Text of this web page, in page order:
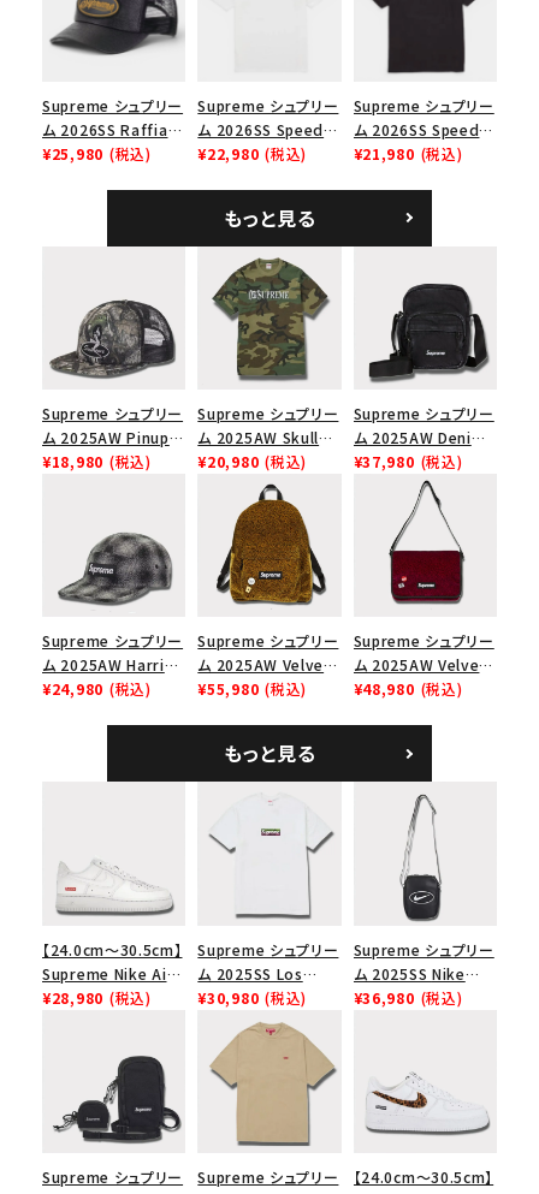
Supreme シュプリー
ム 2026SS Raffia
Mesh Back 5-Panel
¥25,980 (税込)
Supreme シュプリー
ム 2026SS Speed
Tee スピードTシャツ
¥22,980 (税込)
Supreme シュプリー
ム 2026SS Speed
Tee スピードTシャツ
¥21,980 (税込)
もっと見る
Supreme シュプリー
ム 2025AW Pinup
Mesh Back 5-Panel
ップ トゥルーティン
バーHTC フォールカ
¥18,980 (税込)
Supreme シュプリー
ム 2025AW Skull
Tee スカル Tシャ
ツ ウッドランドカモ
¥20,980 (税込)
Supreme シュプリー
ム 2025AW Denim
Shoulder Bag デニ
ム ショルダーバッグ
¥37,980 (税込)
Supreme シュプリー
ム 2025AW Harris
Tweed Camp Cap
¥24,980 (税込)
Supreme シュプリー
ム 2025AW Velvet
Backpack ベルベッ
¥55,980 (税込)
Supreme シュプリー
ム 2025AW Velvet
Small Messenger
バッグ レッドレオパー
ド
¥48,980 (税込)
もっと見る
【24.0cm～30.5cm】
Supreme Nike Air
Force 1 Low シュプ
ューズ ホワイト
¥28,980 (税込)
Supreme シュプリー
ム 2025SS Los
Angeles Fire Relief
Box Logo Tee ファ
イヤーリリーフボック
スロゴTシャツ ホワ
イト 白
¥30,980 (税込)
Supreme シュプリー
ム 2025SS Nike
Leather Shoulder
¥36,980 (税込)
Supreme シュプリー
Supreme シュプリー
【24.0cm～30.5cm】